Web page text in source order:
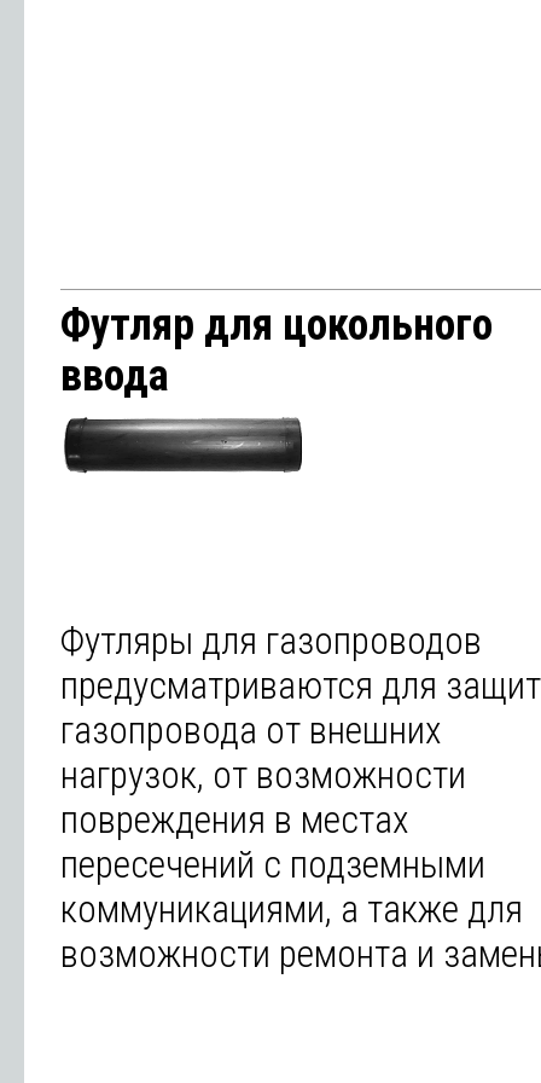
Футляр для цокольного
ввода
Футляры для газопроводов
предусматриваются для
газопровода от внешних
нагрузок, от возможности
повреждения в местах
пересечений с подземными
коммуникациями, а также для
возможности ремонта и